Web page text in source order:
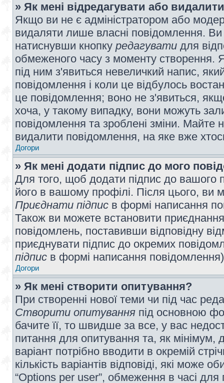
» Як мені відредагувати або
Якщо ви не є адміністратором або
видаляти лише власні повідомлення.
натиснувши кнопку редагувати для
обмеженого часу з моменту створення.
під ним з'явиться невеличкий напис,
повідомлення і коли це відбулось
це повідомлення; воно не з'явиться,
хоча, у такому випадку, вони можуть
повідомлення та зроблені зміни. Майте
видалити повідомлення, на яке вже
Догори
» Як мені додати підпис до мого
Для того, щоб додати підпис до вашого
його в вашому профілі. Після цього, ви
Приєднати підпис в формі написання
Також ви можете встановити
повідомлень, поставивши відповідну
приєднувати підпис до окремих
підпис в формі написання
Догори
» Як мені створити опитування?
При створенні нової теми чи під час
Створити опитування під основною
бачите її, то швидше за все, у вас
питання для опитування та, як мінімум,
варіант потрібно вводити в окремій
кількість варіантів відповіді, які може
“Options per user”, обмеження в часі для